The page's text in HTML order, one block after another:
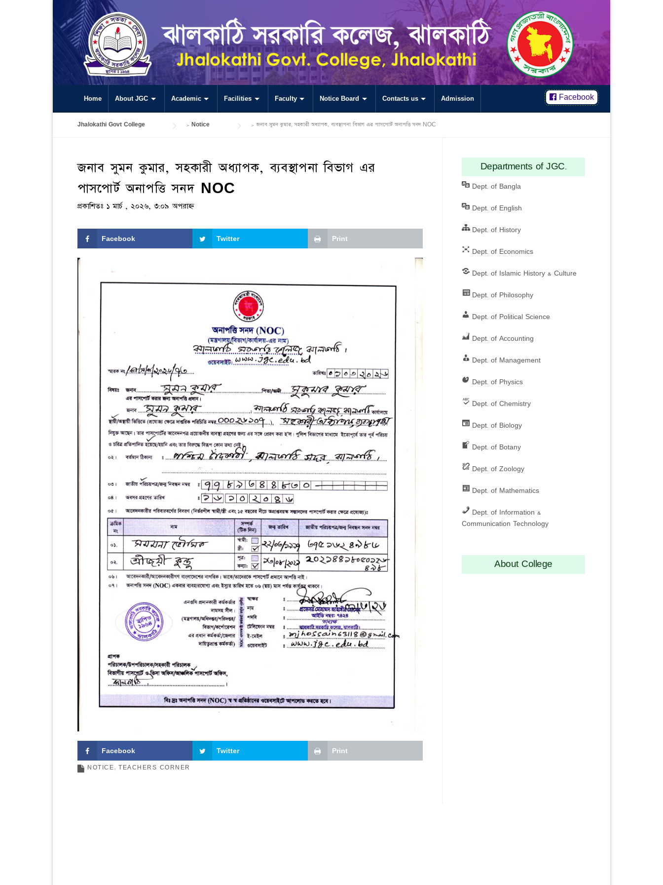
content
Home About JGC Academic Facilities Faculty Notice Board Contacts us Admission Facebook
Jhalokathi Govt College > Notice > জনাব সুমন কুমার, সহকারী অধ্যাপক, ব্যবস্থাপনা বিভাগ এর পাসপোর্ট অনাপত্তি সনদ NOC
জনাব সুমন কুমার, সহকারী অধ্যাপক, ব্যবস্থাপনা বিভাগ এর
পাসপোর্ট অনাপত্তি সনদ NOC
প্রকাশিতঃ ১ মার্চ , ২০২৬, ৩:০৯ অপরাহ্ন
Facebook Twitter Print
Facebook Twitter Print
NOTICE TEACHERS CORNER
Departments of JGC.
Dept. of Bangla
Dept. of English
Dept. of History
Dept. of Economics
Dept. of Islamic History & Culture
Dept. of Philosophy
Dept. of Political Science
Dept. of Accounting
Dept. of Management
Dept. of Physics
Dept. of Chemistry
Dept. of Biology
Dept. of Botany
Dept. of Zoology
Dept. of Mathematics
Dept. of Information &
Communication Technology
About College